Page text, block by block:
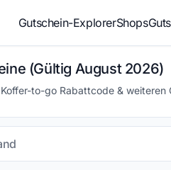
Gutschein-ExplorerShops
(Gültig August 2026)
to-go Rabattcode & weiteren